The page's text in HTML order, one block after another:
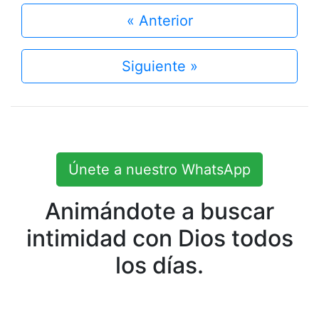
« Anterior
Siguiente »
Únete a nuestro WhatsApp
Animándote a buscar
intimidad con Dios todos
los días.